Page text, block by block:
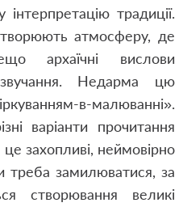
інтерпретацію традиції.
атмосферу, де
архаїчні вислови
Недарма цю
в-малюванні».
варіанти прочитання
це захопливі, неймовірно
треба замилюватися, за
створювання великі